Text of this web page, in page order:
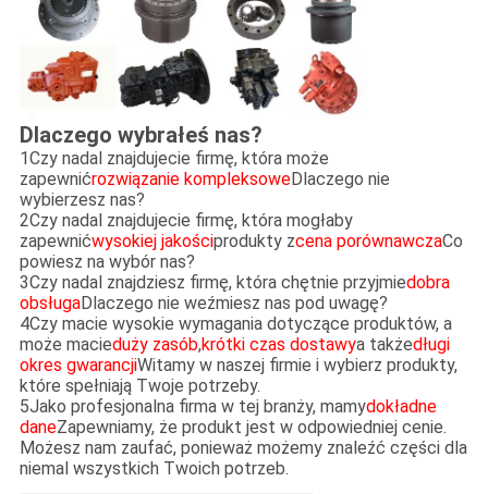
Dlaczego wybrałeś nas?
1Czy nadal znajdujecie firmę, która może
zapewnićrozwiązanie kompleksoweDlaczego nie
wybierzesz nas?
2Czy nadal znajdujecie firmę, która mogłaby
zapewnićwysokiej jakościprodukty zcena porównawczaCo
powiesz na wybór nas?
3Czy nadal znajdziesz firmę, która chętnie przyjmiedobra
obsługaDlaczego nie weźmiesz nas pod uwagę?
4Czy macie wysokie wymagania dotyczące produktów, a
może macieduży zasób,krótki czas dostawya takżedługi
okres gwarancjiWitamy w naszej firmie i wybierz produkty,
które spełniają Twoje potrzeby.
5Jako profesjonalna firma w tej branży, mamydokładne
daneZapewniamy, że produkt jest w odpowiedniej cenie.
Możesz nam zaufać, ponieważ możemy znaleźć części dla
niemal wszystkich Twoich potrzeb.